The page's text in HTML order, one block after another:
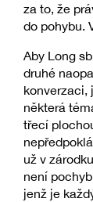
za to, že
do pohybu.
Aby Long
druhé
konverzaci,
některá
třecí
už v
není
jenž je